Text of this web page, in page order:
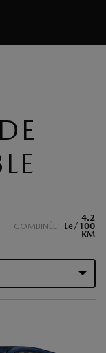
COMBINÉE:
4.2
Le/100
KM